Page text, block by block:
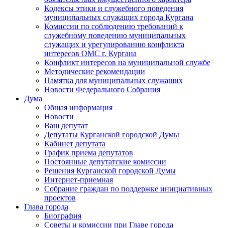
Кодексы этики и служебного поведения
муниципальных служащих города Кургана
Комиссии по соблюдению требований к
служебному поведению муниципальных
служащих и урегулированию конфликта
интересов ОМС г. Кургана
Конфликт интересов на муниципальной службе
Методические рекомендации
Памятка для муниципальных служащих
Новости Федерального Cобрания
Дума
Общая информация
Новости
Ваш депутат
Депутаты Курганской городской Думы
Кабинет депутата
График приема депутатов
Постоянные депутатские комиссии
Решения Курганской городской Думы
Интернет-приемная
Собрание граждан по поддержке инициативных
проектов
Глава города
Биография
Советы и комиссии при Главе города